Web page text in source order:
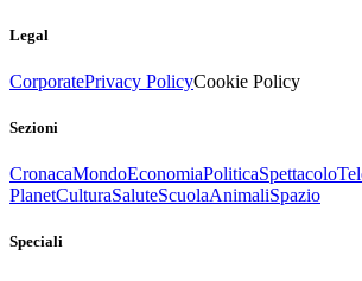
Legal
CorporatePrivacy PolicyCookie Policy
Sezioni
CronacaMondoEconomiaPoliticaSpettacolo
PlanetCulturaSaluteScuolaAnimaliSpazio
Speciali